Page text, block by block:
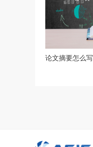
论文摘要怎么写